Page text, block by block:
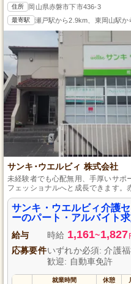
住所 岡山県赤磐市下市436-3
最寄駅 瀬戸駅から2.9km、東岡山駅
サンキ･ウエルビィ 株式会社
未経験者でも心配無用、手厚いサポ
フェッショナルへと成長できます
方々の生活を豊かにし、地域社会
サンキ・ウエルビィ介護
ーのパート・アルバイト求
給与 時給 1,161~1,827
応募要件いずれか必須: 介護
歓迎: 自動車免許
就業時間 休憩